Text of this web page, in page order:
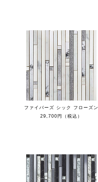
ファイバーズ シック フローズン
29,700円（税込）